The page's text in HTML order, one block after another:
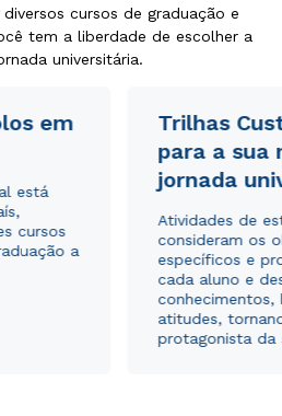
cursos de graduação e
tem a liberdade de escolher a
universitária.
em
está
cursos
a
Trilhas
para a sua
jornada
Atividades de
consideram os
específicos e
cada aluno e
conhecimentos,
atitudes,
protagonista da
ou
a Política de Privacidade.
sejam utilizados para o
do Sul.